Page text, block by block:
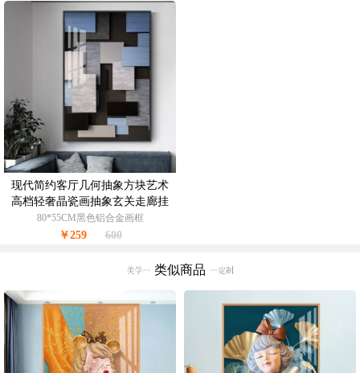
现代简约客厅几何抽象方块艺术
高档轻奢晶瓷画抽象玄关走廊挂
画
80*55CM黑色铝合金画框
￥259 600
类似商品